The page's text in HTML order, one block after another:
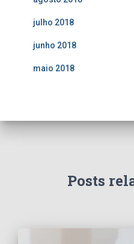
julho 2018
junho 2018
maio 2018
Posts